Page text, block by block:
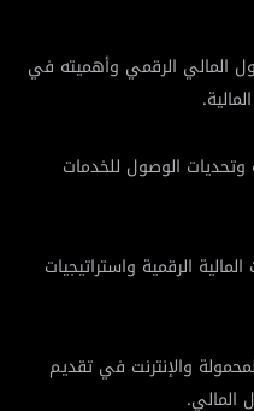
المالي الرقمي وأهميته في
الوصول للخدمات
الرقمية واستراتيجيات
والإنترنت في تقديم
المالي.